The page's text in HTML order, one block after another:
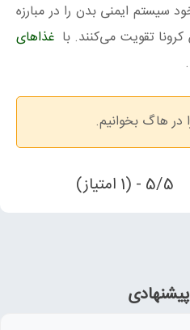
سیستم ایمنی بدن را در مبارزه
تقویت می‌کنند. با غذاهای
در هاگ بخوانیم.
5/5 - (1 امتیاز)